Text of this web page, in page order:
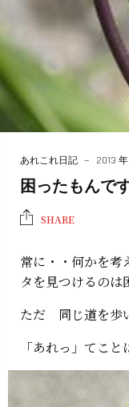
あれこれ日記 2013
困ったもんで
SHARE
常に・・何かを
タを見つけるのは
ただ 同じ道を歩
「あれっ」てこ